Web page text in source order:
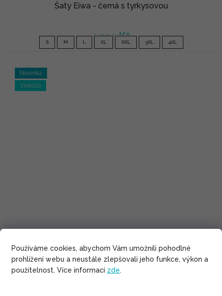
Používáme cookies, abychom Vám umožnili pohodlné
prohlížení webu a neustále zlepšovali jeho funkce, výkon a
použitelnost. Více informací zde.
Šaty Eiwa - černá s tyrkysovou
1 290 Kč
S M L XL XXL 3XL 4XL
Novinka
Viskóza